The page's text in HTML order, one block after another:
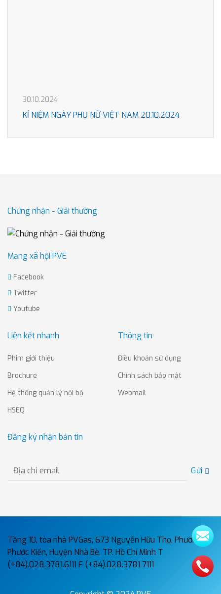
30.10.2024
KỈ NIỆM NGÀY PHỤ NỮ VIỆT NAM 20.10.2024
Chứng nhận - Giải thưởng
Mạng xã hội PVE
Facebook
Twitter
Youtube
Liên kết nhanh
Phim giới thiệu
Brochure
Hệ thống quản lý nội bộ
HSEQ
Thông tin
Điều khoản sử dụng
Chính sách bảo mật
Webmail
Đăng ký nhận bản tin
Gửi
Tầng 10, tòa nhà PVGas, 673 Nguyễn Hữu Thọ, Phường
Phước Kiển, Huyện Nhà Bè, TP. Hồ Chí Minh T
(+84).028.3781.6111 F (+84).028.3781 7111